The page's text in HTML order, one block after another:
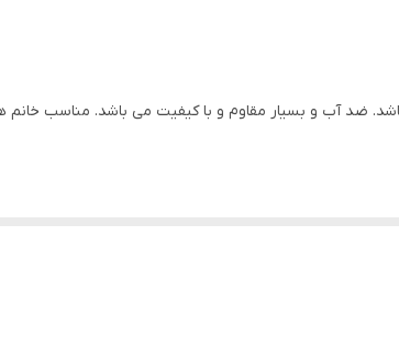
ضد آب و بسیار مقاوم و با کیفیت می باشد. مناسب